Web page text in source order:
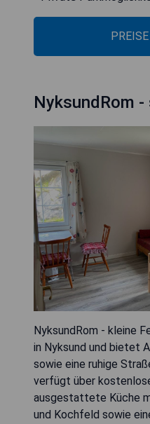
NyksundRom
NyksundRom - kleine
in Nyksund und bietet
sowie eine ruhige
verfügt über
ausgestattete Küche
und Kochfeld sowie